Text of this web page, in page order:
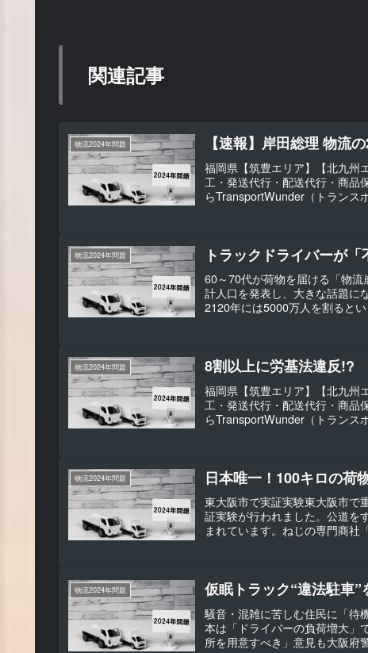
関連記事
物流2024年問題 【速報】岸田総理 物流
福岡県【筑豊エリア】【北九州
工・発送代行・配送代行・商品
らTransportWunder（トランス
物流2024年問題 トラックドライバーが
60～70代が荷物を届ける「物
計人口を発表し、大きな話題に
2120年には5000万人を割ると
物流2024年問題 8割以上に労基法違反!?
福岡県【筑豊エリア】【北九州
工・発送代行・配送代行・商品
らTransportWunder（トランス
物流2024年問題 日本唯一！100キロの荷
東大阪市で実証実験東大阪市で
証実験が行われました。公道を
まれています。ねじの専門商社
物流2024年問題 仮眠トラック“違法駐車”
騒音・混雑に苦しむ住民に「待
本は「ドライバーの負荷増大」
所を用意すべき」意見も大阪府